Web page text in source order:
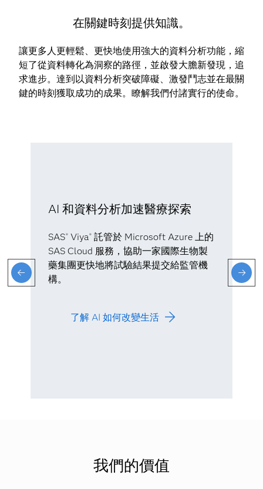
在關鍵時刻提供知識。
讓更多人更輕鬆、更快地使用強大的資料分析功能，縮
短了從資料轉化為洞察的路徑，並啟發大膽新發現，追
求進步。達到以資料分析突破障礙、激發鬥志並在最關
鍵的時刻獲取成功的成果。瞭解我們付諸實行的使命。
AI 和資料分析加速醫療探索
SAS® Viya® 託管於 Microsoft Azure 上的
SAS Cloud 服務，協助一家國際生物製
藥集團更快地將試驗結果提交給監管機
構。
了解 AI 如何改變生活
我們的價值